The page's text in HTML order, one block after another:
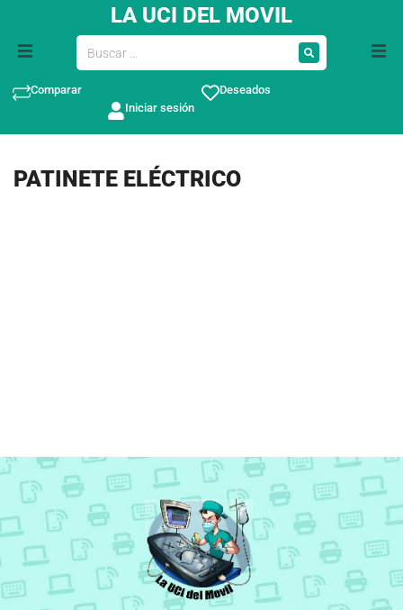
LA UCI DEL MOVIL
Comparar
Deseados
Iniciar sesión
PATINETE ELÉCTRICO